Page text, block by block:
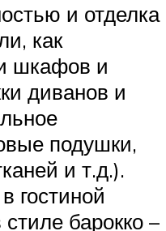
и отделка
как
шкафов и
диванов и
подушки,
и т.д.).
гостиной
барокко –